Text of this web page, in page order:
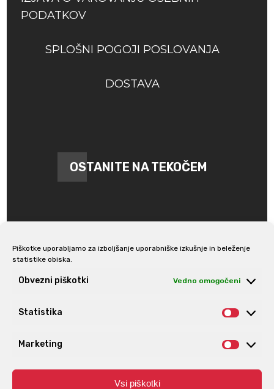
Piškotke uporabljamo za izboljšanje uporabniške izkušnje in beleženje
statistike obiska.
Obvezni piškotki Vedno omogočeni
Statistika
Marketing
Vsi piškotki
PODATKOV
SPLOŠNI POGOJI POSLOVANJA
DOSTAVA
OSTANITE NA TEKOČEM